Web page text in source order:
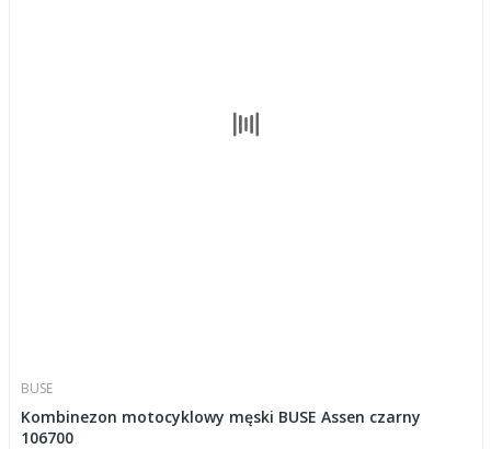
BUSE
Kombinezon motocyklowy męski BUSE Assen czarny
106700